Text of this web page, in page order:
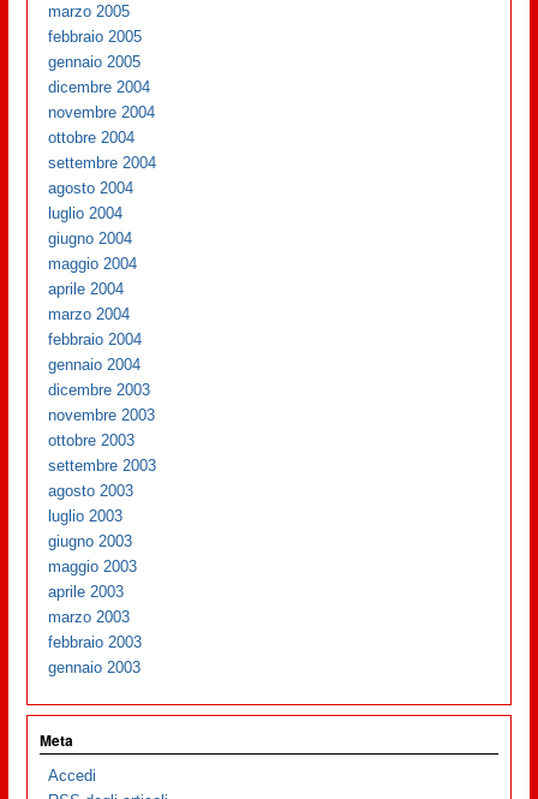
marzo 2005
febbraio 2005
gennaio 2005
dicembre 2004
novembre 2004
ottobre 2004
settembre 2004
agosto 2004
luglio 2004
giugno 2004
maggio 2004
aprile 2004
marzo 2004
febbraio 2004
gennaio 2004
dicembre 2003
novembre 2003
ottobre 2003
settembre 2003
agosto 2003
luglio 2003
giugno 2003
maggio 2003
aprile 2003
marzo 2003
febbraio 2003
gennaio 2003
Meta
Accedi